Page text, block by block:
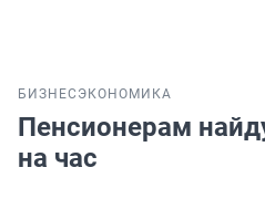
БИЗНЕС ЭКОНОМИКА
Пенсионерам
на час